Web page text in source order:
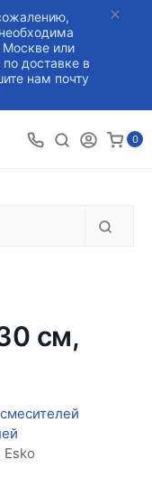
Москве или
доставке в
нам почту
0
см,